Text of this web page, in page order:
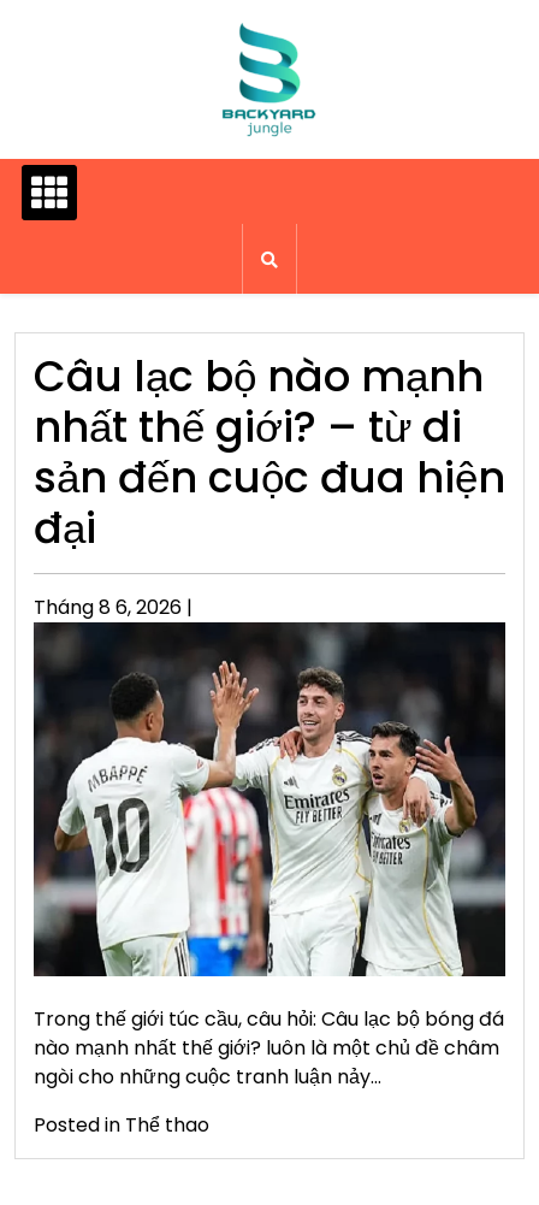
Câu lạc bộ nào mạnh
nhất thế giới? – từ di
sản đến cuộc đua hiện
đại
Posted
on
Tháng 8 6, 2026 |
Trong thế giới túc cầu, câu hỏi: Câu lạc bộ bóng đá
nào mạnh nhất thế giới? luôn là một chủ đề châm
ngòi cho những cuộc tranh luận nảy…
Posted in Thể thao